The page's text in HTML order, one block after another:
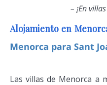
– ¡En
Alojamiento en
Menorca para Sant
Las villas de Menorca a